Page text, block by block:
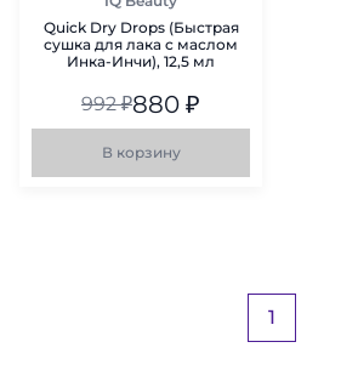
Quick Dry Drops (Быстрая
сушка для лака c маслом
Инка-Инчи), 12,5 мл
992₽880 ₽
В корзину
1